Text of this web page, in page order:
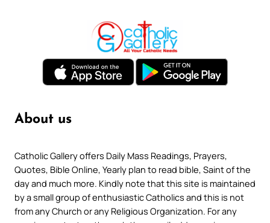
About us
Catholic Gallery offers Daily Mass Readings, Prayers,
Quotes, Bible Online, Yearly plan to read bible, Saint of the
day and much more. Kindly note that this site is maintained
by a small group of enthusiastic Catholics and this is not
from any Church or any Religious Organization. For any